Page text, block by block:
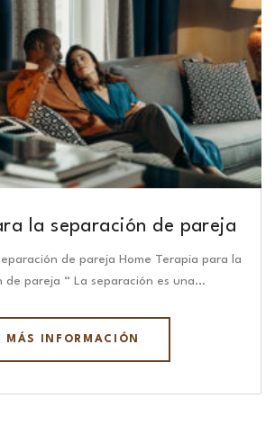
la separación de pareja
de pareja Home Terapia para la
de pareja “ La separación es una…
MÁS INFORMACIÓN